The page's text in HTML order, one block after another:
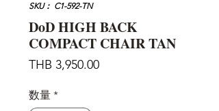
SKU： C1-592-TN
DoD HIGH BACK
COMPACT CHAIR TAN
THB 3,950.00価
数量 *